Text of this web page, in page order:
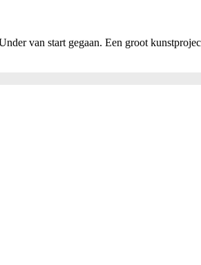
van start gegaan. Een groot